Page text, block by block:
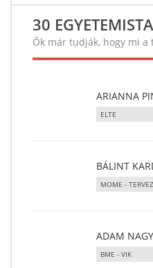
30
Ők már tudják, hogy mi a
ARIANNA
ELTE
BÁLINT
MOME -
ADAM NAGY
BME - VIK